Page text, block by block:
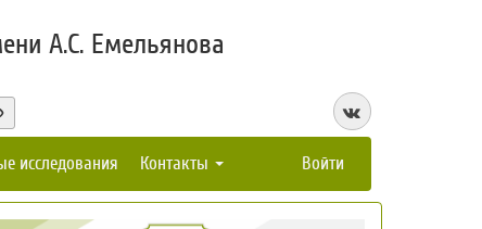
А.С. Емельянова
исследования Контакты Войти